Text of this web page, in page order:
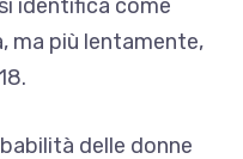
identifica come
ma più lentamente,
delle donne